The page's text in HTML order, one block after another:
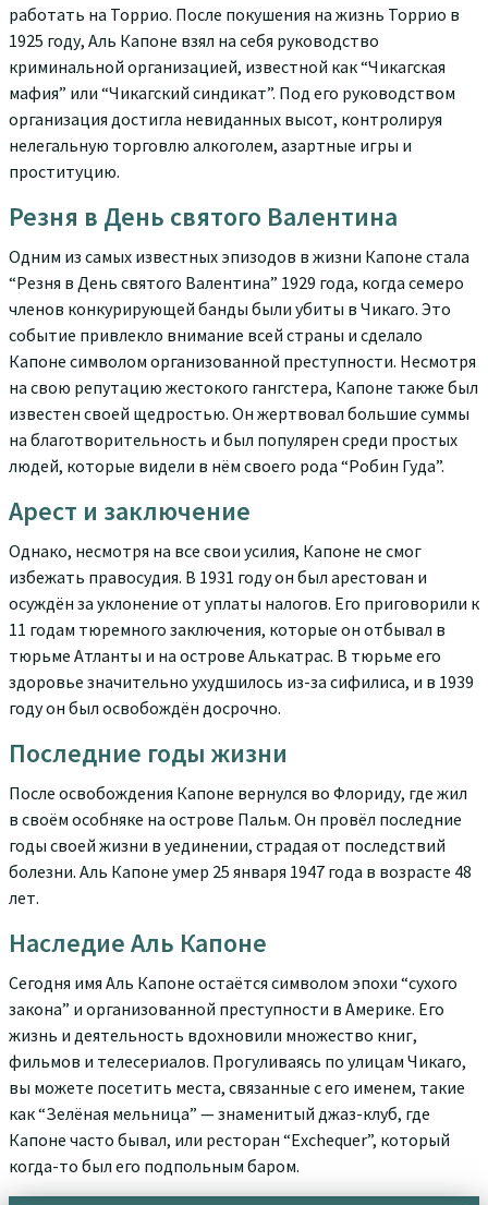
работать на Торрио. После покушения на жизнь Торрио в
1925 году, Аль Капоне взял на себя руководство
криминальной организацией, известной как “Чикагская
мафия” или “Чикагский синдикат”. Под его руководством
организация достигла невиданных высот, контролируя
нелегальную торговлю алкоголем, азартные игры и
проституцию.
Резня в День святого Валентина
Одним из самых известных эпизодов в жизни Капоне стала
“Резня в День святого Валентина” 1929 года, когда семеро
членов конкурирующей банды были убиты в Чикаго. Это
событие привлекло внимание всей страны и сделало
Капоне символом организованной преступности. Несмотря
на свою репутацию жестокого гангстера, Капоне также был
известен своей щедростью. Он жертвовал большие суммы
на благотворительность и был популярен среди простых
людей, которые видели в нём своего рода “Робин Гуда”.
Арест и заключение
Однако, несмотря на все свои усилия, Капоне не смог
избежать правосудия. В 1931 году он был арестован и
осуждён за уклонение от уплаты налогов. Его приговорили к
11 годам тюремного заключения, которые он отбывал в
тюрьме Атланты и на острове Алькатрас. В тюрьме его
здоровье значительно ухудшилось из-за сифилиса, и в 1939
году он был освобождён досрочно.
Последние годы жизни
После освобождения Капоне вернулся во Флориду, где жил
в своём особняке на острове Пальм. Он провёл последние
годы своей жизни в уединении, страдая от последствий
болезни. Аль Капоне умер 25 января 1947 года в возрасте 48
лет.
Наследие Аль Капоне
Сегодня имя Аль Капоне остаётся символом эпохи “сухого
закона” и организованной преступности в Америке. Его
жизнь и деятельность вдохновили множество книг,
фильмов и телесериалов. Прогуливаясь по улицам Чикаго,
вы можете посетить места, связанные с его именем, такие
как “Зелёная мельница” — знаменитый джаз-клуб, где
Капоне часто бывал, или ресторан “Exchequer”, который
когда-то был его подпольным баром.